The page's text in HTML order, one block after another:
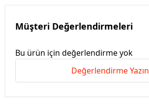
Müşteri Değerlendirmeleri
Bu ürün için değerlendirme yok
Değerlendirme Yazın